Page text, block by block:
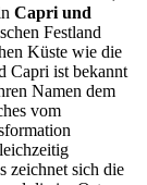
Capri und
Festland
Küste wie die
Capri ist bekannt
Namen dem
vom
zeichnet sich die